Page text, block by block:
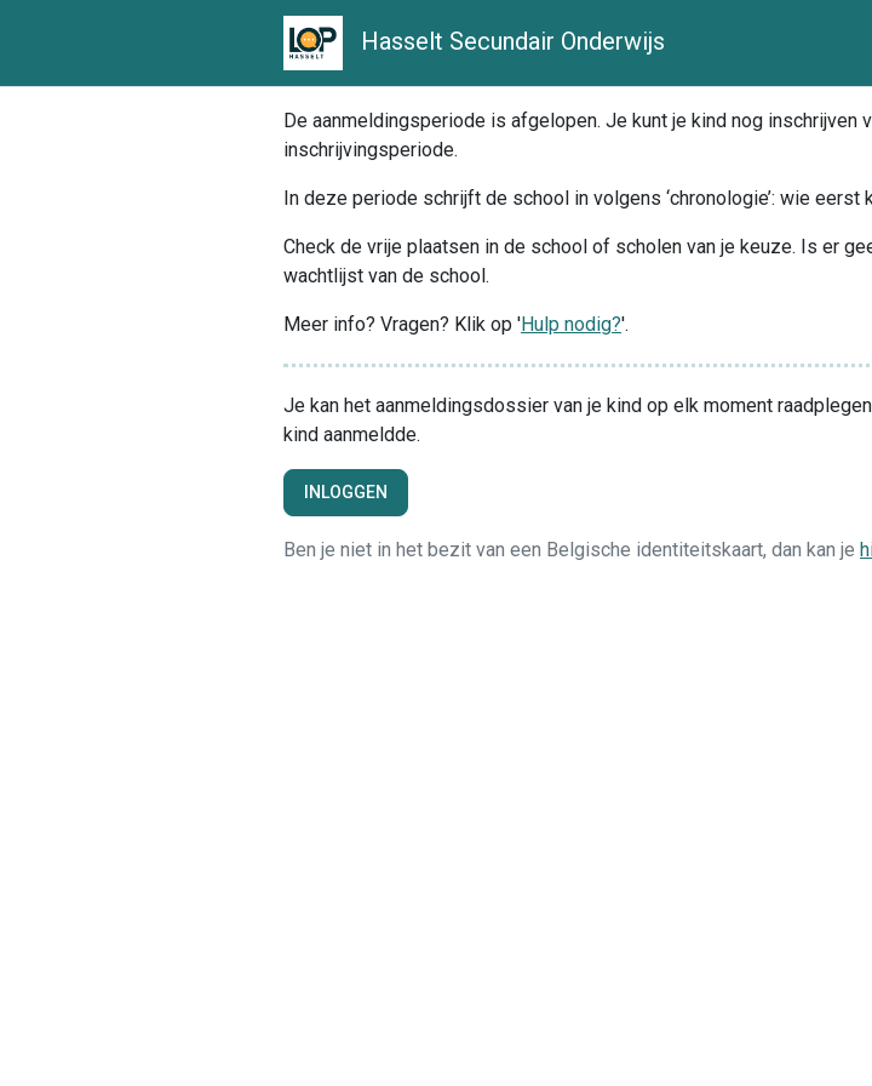
Hasselt Secundair Onderwijs
De aanmeldingsperiode is afgelopen. Je kunt je kind nog inschrijven
inschrijvingsperiode.
In deze periode schrijft de school in volgens ‘chronologie’: wie eerst
Check de vrije plaatsen in de school of scholen van je keuze. Is er
wachtlijst van de school.
Meer info? Vragen? Klik op 'Hulp nodig?'.
Je kan het aanmeldingsdossier van je kind op elk moment
kind aanmeldde.
INLOGGEN
Ben je niet in het bezit van een Belgische identiteitskaart, dan kan je